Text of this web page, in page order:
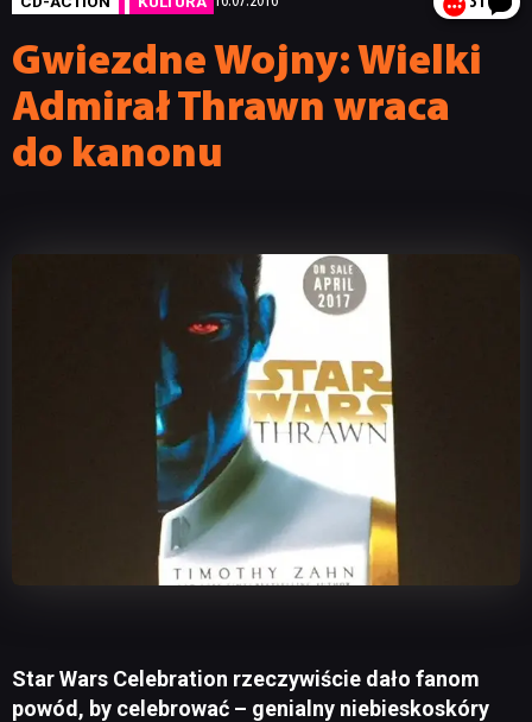
Gwiezdne Wojny: Wielki
Admirał Thrawn wraca
do kanonu
Star Wars Celebration rzeczywiście dało fanom
powód, by celebrować – genialny niebieskoskóry